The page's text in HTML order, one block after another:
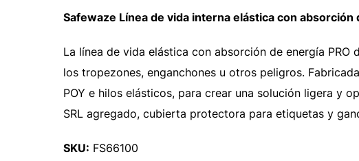
Safewaze Línea de vida interna elástica con
La línea de vida elástica con absorción de energía
los tropezones, enganchones u otros peligros.
POY e hilos elásticos, para crear una solución ligera y
SRL agregado, cubierta protectora para etiquetas y
SKU: FS66100